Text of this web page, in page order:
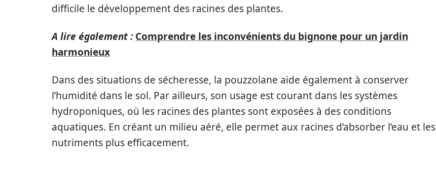
difficile le développement des racines des plantes.
A lire également : Comprendre les inconvénients du bignone pour un jardin
harmonieux
Dans des situations de sécheresse, la pouzzolane aide également à conserver
l’humidité dans le sol. Par ailleurs, son usage est courant dans les systèmes
hydroponiques, où les racines des plantes sont exposées à des conditions
aquatiques. En créant un milieu aéré, elle permet aux racines d’absorber l’eau et les
nutriments plus efficacement.